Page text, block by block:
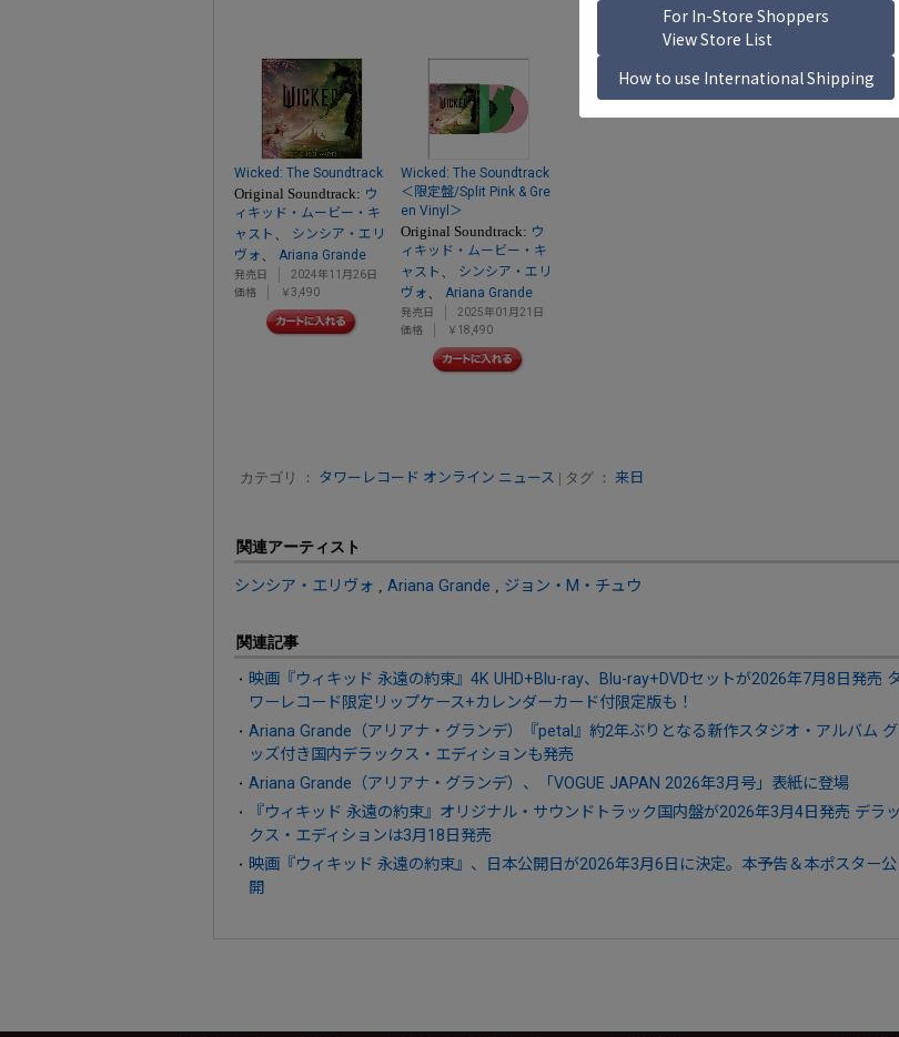
Wicked: The Soundtrack
Original Soundtrack: ウ
ィキッド・ムービー・キ
ャスト
シンシア・エリ
ヴォ
Ariana Grande
発売日
2024年11月26日
価格
￥3,490
Wicked: The Soundtrack
＜限定盤/Split Pink & Gre
en Vinyl＞
Original Soundtrack: ウ
ィキッド・ムービー・キ
ャスト
シンシア・エリ
ヴォ
Ariana Grande
発売日
2025年01月21日
価格
￥18,490
カテゴリ ： タワーレコード オンライン ニュース | タグ ： 来日
関連アーティスト
シンシア・エリヴォ Ariana Grande ジョン・M・チュウ
関連記事
映画『ウィキッド 永遠の約束』4K UHD+Blu-ray、Blu-ray+DVDセットが2026年7月8日発売
ワーレコード限定リップケース+カレンダーカード付限定版も！
Ariana Grande（アリアナ・グランデ）『petal』約2年ぶりとなる新作スタジオ・アルバム グ
ッズ付き国内デラックス・エディションも発売
Ariana Grande（アリアナ・グランデ）、「VOGUE JAPAN 2026年3月号」表紙に登場
『ウィキッド 永遠の約束』オリジナル・サウンドトラック国内盤が2026年3月4日発売 デラッ
クス・エディションは3月18日発売
映画『ウィキッド 永遠の約束』、日本公開日が2026年3月6日に決定。本予告＆本ポスター公
開